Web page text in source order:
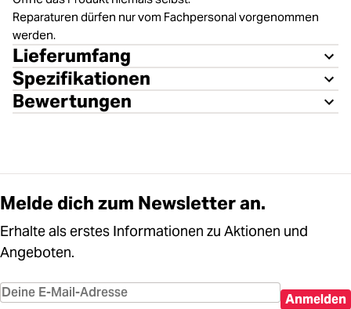
Reparaturen dürfen nur vom Fachpersonal vorgenommen
werden.
Lieferumfang
Spezifikationen
Bewertungen
Melde dich zum Newsletter an.
Erhalte als erstes Informationen zu Aktionen und
Angeboten.
Anmelden